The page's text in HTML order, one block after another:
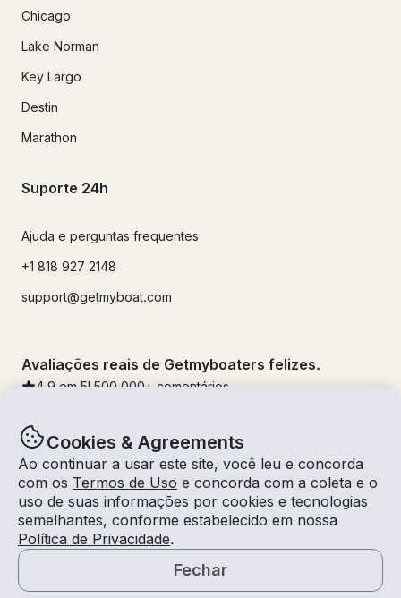
Cookies & Agreements
Ao continuar a usar este site, você leu e concorda
com os Termos de Uso e concorda com a coleta e o
uso de suas informações por cookies e tecnologias
semelhantes, conforme estabelecido em nossa
Política de Privacidade.
Fechar
Chicago
Lake Norman
Key Largo
Destin
Marathon
Suporte 24h
Ajuda e perguntas frequentes
+1 818 927 2148
support@getmyboat.com
Avaliações reais de Getmyboaters felizes.
4.9 em 5! 500,000 + comentários
© Getmyboat 2026TermosPrivacidade